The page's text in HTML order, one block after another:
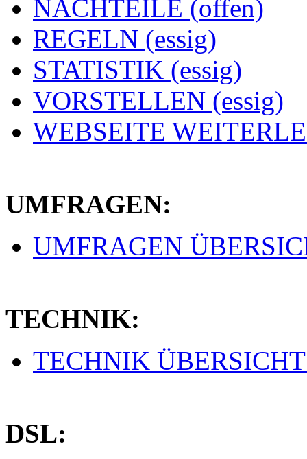
NACHTEILE (offen)
REGELN (essig)
STATISTIK (essig)
VORSTELLEN (essig)
WEBSEITE
UMFRAGEN:
UMFRAGEN
TECHNIK:
TECHNIK ÜBERSICHT
DSL: